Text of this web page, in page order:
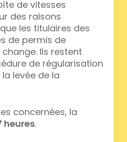
de vitesses
des raisons
les titulaires des
de permis de
Ils restent
de régularisation
levée de la
concernées, la
heures.